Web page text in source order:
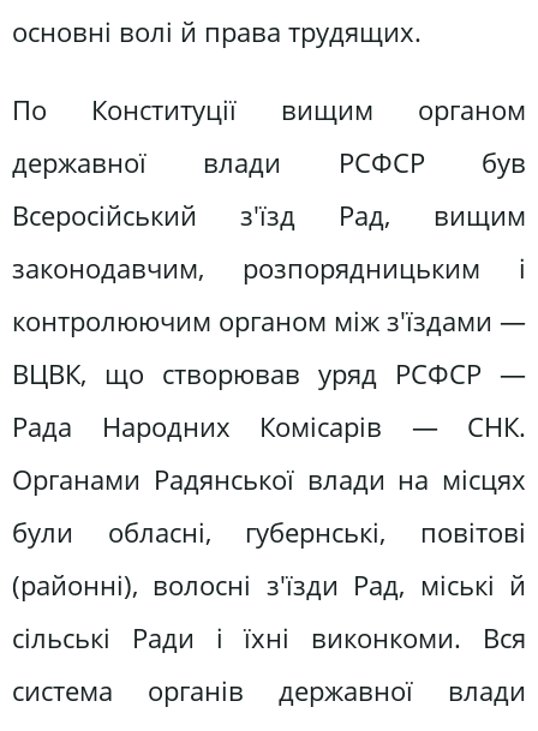
основні волі й права трудящих.
По Конституції вищим органом
державної влади РСФСР був
Всеросійський з'їзд Рад, вищим
законодавчим, розпорядницьким і
контролюючим органом між з'їздами —
ВЦВК, що створював уряд РСФСР —
Рада Народних Комісарів — СНК.
Органами Радянської влади на місцях
були обласні, губернські, повітові
(районні), волосні з'їзди Рад, міські й
сільські Ради і їхні виконкоми. Вся
система органів державної влади